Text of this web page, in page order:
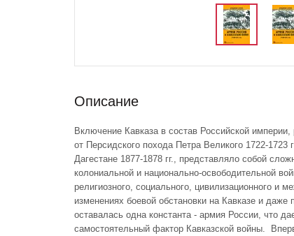
Описание
Включение Кавказа в состав Российской империи,
от Персидского похода Петра Великого 1722-1723
Дагестане 1877-1878 гг., представляло собой
колониальной и национально-освободительной
религиозного, социального, цивилизационного и
изменениях боевой обстановки на Кавказе и даже
оставалась одна константа - армия России, что
самостоятельный фактор Кавказской войны.